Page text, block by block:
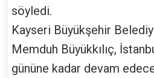
söyledi.
Kayseri Büyükşehir
Memduh Büyükkılıç,
gününe kadar devam